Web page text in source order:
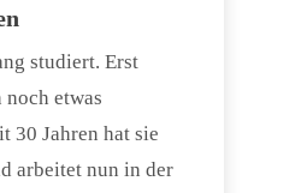
studiert. Erst
etwas
30 Jahren hat sie
arbeitet nun in der